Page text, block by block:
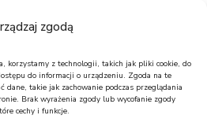
zgodą
korzystamy z technologii, takich jak pliki cookie, do
do informacji o urządzeniu. Zgoda na te
takie jak zachowanie podczas przeglądania
Brak wyrażenia zgody lub wycofanie zgody
cechy i funkcje.
dla męża – NAJLEPSZY